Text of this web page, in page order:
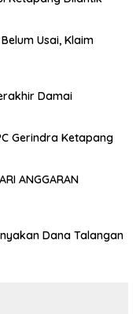
Usai, Klaim
Damai
Gerindra Ketapang
ANGGARAN
Dana Talangan